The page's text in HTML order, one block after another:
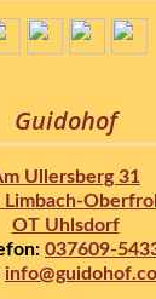
Guidohof
Ullersberg 31
Limbach-
OT Uhlsdorf
037609-